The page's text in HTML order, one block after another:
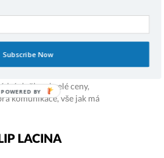
prices at one go and
to lower the shipping cost
as possible.
MILLER
služby, skvelé ceny,
komunikace, vše jak má
LACINA
Subscribe Now
POWERED BY